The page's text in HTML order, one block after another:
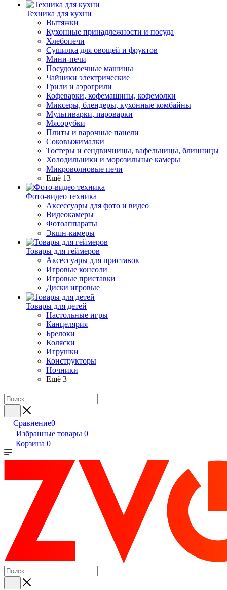
Техника для кухни
Вытяжки
Кухонные принадлежности и посуда
Хлебопечи
Сушилка для овощей и фруктов
Мини-печи
Посудомоечные машины
Чайники электрические
Грили и аэрогрили
Кофеварки, кофемашины, кофемолки
Миксеры, блендеры, кухонные комбайны
Мультиварки, пароварки
Мясорубки
Плиты и варочные панели
Соковыжималки
Тостеры и сендвичницы, вафельницы, блинницы
Холодильники и морозильные камеры
Микроволновые печи
Ещё 13
Фото-видео техника
Аксессуары для фото и видео
Видеокамеры
Фотоаппараты
Экшн-камеры
Товары для геймеров
Аксессуары для приставок
Игровые консоли
Игровые приставки
Диски игровые
Товары для детей
Настольные игры
Канцелярия
Брелоки
Коляски
Игрушки
Конструкторы
Ночники
Ещё 3
Сравнение0
Избранные товары 0
Корзина 0